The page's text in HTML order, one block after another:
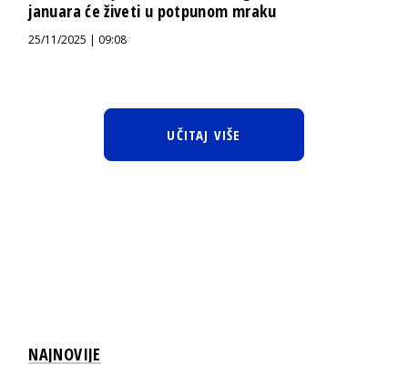
januara će živeti u potpunom mraku
25/11/2025 | 09:08
UČITAJ VIŠE
NAJNOVIJE